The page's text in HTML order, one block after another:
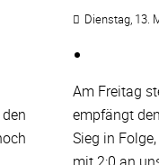
Dienstag, 13.
Am Freitag
empfängt
Sieg in